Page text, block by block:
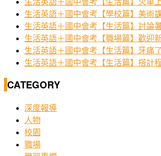
生活英語＋國中會考【生活篇】火車
生活英語＋國中會考【學校篇】美術
生活英語＋國中會考【生活篇】討論
生活英語＋國中會考【職場篇】歡迎
生活英語＋國中會考【生活篇】牙痛了
生活英語＋國中會考【生活篇】搭計
CATEGORY
深度報導
人物
校園
職場